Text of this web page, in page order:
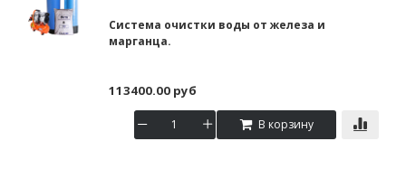
Система очистки воды от железа и
марганца.
113400.00 руб
В корзину